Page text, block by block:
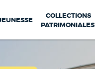
COLLECTIONS
PATRIMONIALES